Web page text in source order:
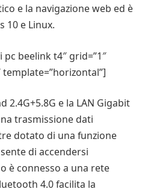
e la navigazione web ed è
10 e Linux.
beelink t4″ grid=”1″
template=”horizontal”]
2.4G+5.8G e la LAN Gigabit
trasmissione dati
dotato di una funzione
di accendersi
è connesso a una rete
4.0 facilita la